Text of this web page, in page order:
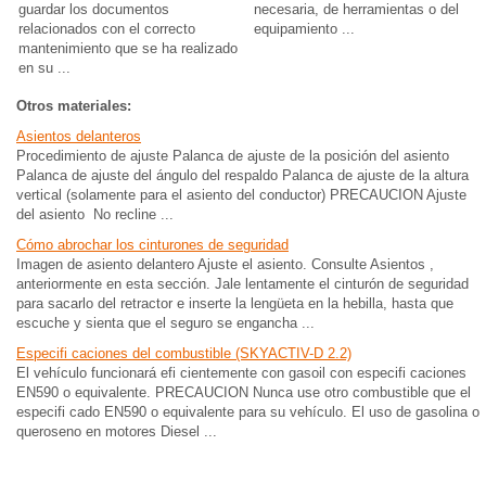
guardar los documentos
relacionados con el correcto
mantenimiento que se ha realizado
en su ...
necesaria, de herramientas o del
equipamiento ...
Otros materiales:
Asientos delanteros
Procedimiento de ajuste Palanca de ajuste de la posición del asiento
Palanca de ajuste del ángulo del respaldo Palanca de ajuste de la altura
vertical (solamente para el asiento del conductor) PRECAUCION Ajuste
del asiento No recline ...
Cómo abrochar los cinturones de seguridad
Imagen de asiento delantero Ajuste el asiento. Consulte Asientos ,
anteriormente en esta sección. Jale lentamente el cinturón de seguridad
para sacarlo del retractor e inserte la lengüeta en la hebilla, hasta que
escuche y sienta que el seguro se engancha ...
Especifi caciones del combustible (SKYACTIV-D 2.2)
El vehículo funcionará efi cientemente con gasoil con especifi caciones
EN590 o equivalente. PRECAUCION Nunca use otro combustible que el
especifi cado EN590 o equivalente para su vehículo. El uso de gasolina o
queroseno en motores Diesel ...